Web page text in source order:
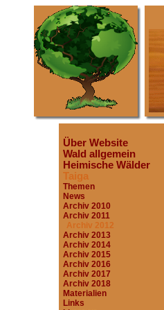
Über Website
Wald allgemein
Heimische Wälder
Taiga
Themen
News
Archiv 2010
Archiv 2011
Archiv 2012
Archiv 2013
Archiv 2014
Archiv 2015
Archiv 2016
Archiv 2017
Archiv 2018
Materialien
Links